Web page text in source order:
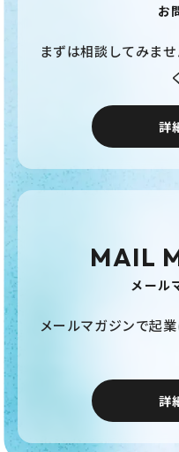
お
まずは相談してみま
詳
MAIL
メール
メールマガジンで起
詳